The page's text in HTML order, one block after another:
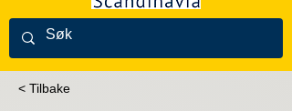
< Tilbake